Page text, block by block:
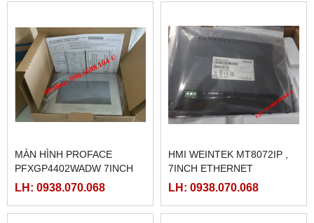
MÀN HÌNH PROFACE
PFXGP4402WADW 7INCH
LH: 0938.070.068
HMI WEINTEK MT8072IP ,
7INCH ETHERNET
LH: 0938.070.068